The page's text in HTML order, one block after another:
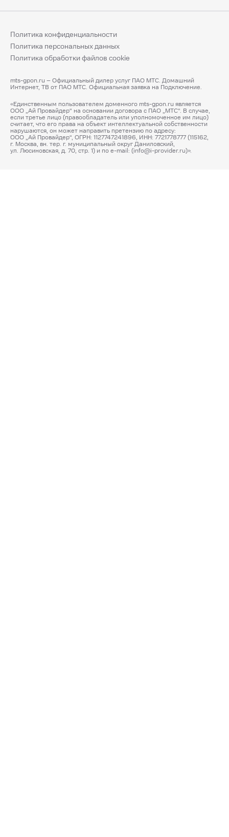
Политика конфиденциальности
Политика персональных данных
Политика обработки файлов cookie
mts-gpon.ru – Официальный дилер услуг ПАО МТС. Домашний
Интернет, ТВ от ПАО МТС. Официальная заявка на Подключение.
«Единственным пользователем доменного mts-gpon.ru является
ООО „Ай Провайдер“ на основании договора с ПАО „МТС“. В случае,
если третье лицо (правообладатель или уполномоченное им лицо)
считает, что его права на объект интеллектуальной собственности
нарушаются, он может направить претензию по адресу:
ООО „Ай Провайдер“, ОГРН: 1127747241896, ИНН: 7721778777 (115162,
г. Москва, вн. тер. г. муниципальный округ Даниловский,
ул. Люсиновская, д. 70, стр. 1) и по e-mail: (info@i-provider.ru)».